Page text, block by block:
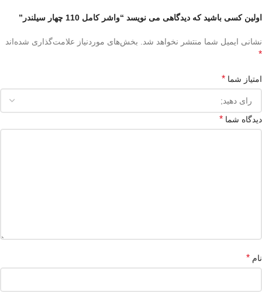
اولین کسی باشید که دیدگاهی می نویسد “واشر کامل 110 چهار سیلندر”
نشانی ایمیل شما منتشر نخواهد شد. بخش‌های موردنیاز علامت‌گذاری شده‌اند
*
امتیاز شما *
دیدگاه شما *
نام *